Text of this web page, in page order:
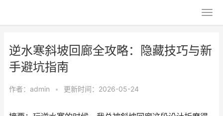
逆水寒斜坡回廊全攻略：隐藏技巧与新
手避坑指南
作者： admin • 更新时间：2026-05-24